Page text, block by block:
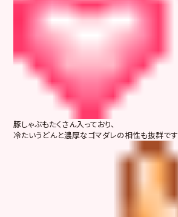
豚しゃぶもたくさん入っており、
冷たいうどんと濃厚なゴマダレの相性も抜群です